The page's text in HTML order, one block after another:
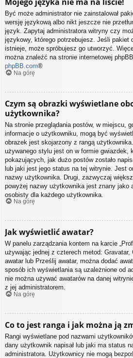
Być może administrator nie zainstalował
wersję językową albo nikt jeszcze nie
język. Zapytaj administratora witryny czy
językowy, którego potrzebujesz. Jeśli pakiet
istnieje, może spróbujesz go utworzyć.
można znaleźć na stronie internetowej
phpBB.com®
Na górę
Czym są obrazki wyświetlane
użytkownika?
Na stronie przeglądania postów, w miejscu,
informacje o użytkowniku, mogą być
obrazek jest skojarzony z rangą
używanego stylu jest on w formie gwiazdek,
pokazujących, jak dużo postów zostało
lub jaki jest jego status na tej witrynie. Jest
nazwy użytkownika. Drugi, zazwyczaj
powyżej nazwy użytkownika jest znany jako
osobisty dla każdego użytkownika.
Na górę
Jak wyświetlić awatar?
W panelu zarządzania kontem na karcie
używając jednej z czterech metod: Gravatar,
awatar lub Prześlij awatar, można dodać
sposób ich wyświetlania są uzależnione od
nie można używać awatarów na danej
z jej administratorem.
Na górę
Co to jest ranga i jak można ją
Rangi wyświetlane pod nazwami
dany użytkownik napisał lub jaki ma status
administratora. Użytkownicy nie mogą